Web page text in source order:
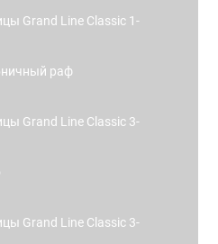
Grand Line Classic 1-
раф
Grand Line Classic 3-
Grand Line Classic 3-